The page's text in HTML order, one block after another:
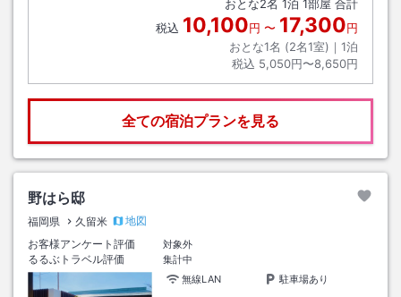
おとな2名 1泊 1部屋 合計
税込 10,100円 〜 17,300円
おとな1名 (2名1室)｜ 1泊
税込 5,050円〜8,650円
全ての宿泊プランを見る
野はら邸
福岡県 久留米
地図
お客様アンケート評価
対象外
るるぶトラベル評価
集計中
無線LAN
駐車場あり